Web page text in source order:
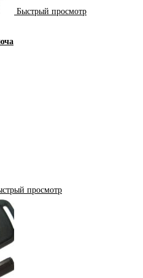
Быстрый просмотр
просмотр